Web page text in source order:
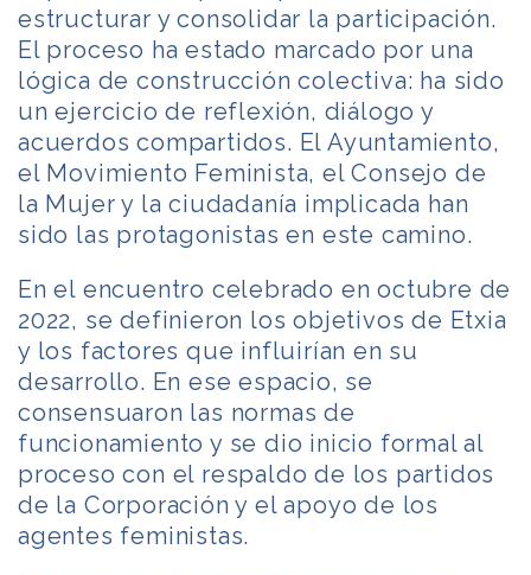
estructurar y consolidar la participación.
El proceso ha estado marcado por una
lógica de construcción colectiva: ha sido
un ejercicio de reflexión, diálogo y
acuerdos compartidos. El Ayuntamiento,
el Movimiento Feminista, el Consejo de
la Mujer y la ciudadanía implicada han
sido las protagonistas en este camino.
En el encuentro celebrado en octubre de
2022, se definieron los objetivos de Etxia
y los factores que influirían en su
desarrollo. En ese espacio, se
consensuaron las normas de
funcionamiento y se dio inicio formal al
proceso con el respaldo de los partidos
de la Corporación y el apoyo de los
agentes feministas.